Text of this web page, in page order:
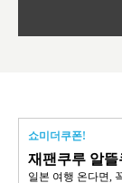
쇼미더쿠폰!
재팬쿠루 알뜰
일본 여행 온다면,